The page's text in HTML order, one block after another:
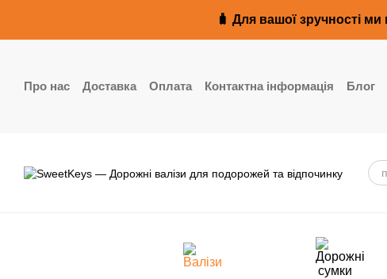
🧳 Для вашої зручності
Про нас Доставка Оплата Контактна інформація Блог